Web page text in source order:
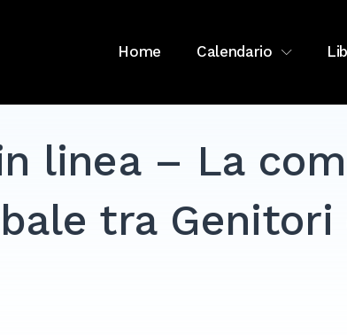
Home Calendario
linea – La
tra Genitori